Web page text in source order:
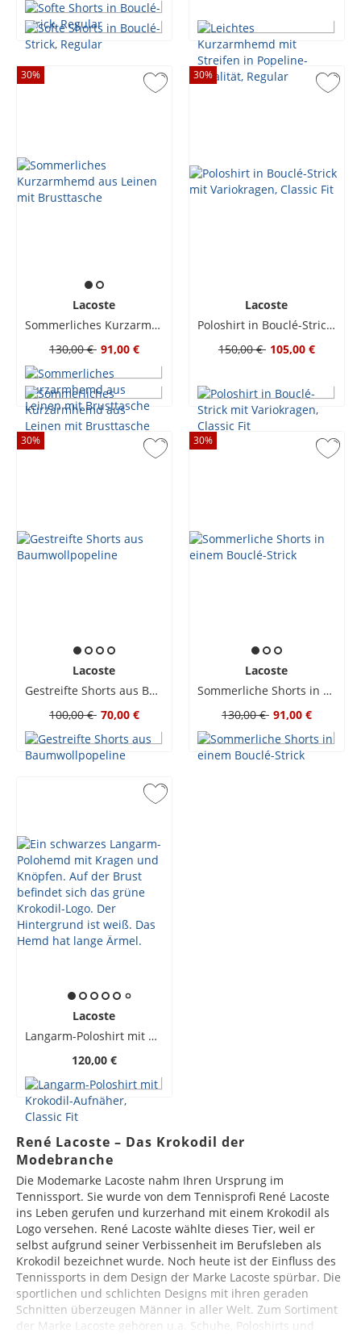
30%
Lacoste
Sommerliches Kurzarmhemd aus Leinen mit Brusttasche
130,00 € 91,00 €
30%
Lacoste
Poloshirt in Bouclé-Strick mit Variokragen, Classic Fit
150,00 € 105,00 €
30%
Lacoste
Gestreifte Shorts aus Baumwollpopeline
100,00 € 70,00 €
30%
Lacoste
Sommerliche Shorts in einem Bouclé-Strick
130,00 € 91,00 €
Lacoste
Langarm-Poloshirt mit Krokodil-Aufnäher, Classic Fit
120,00 €
René Lacoste – Das Krokodil der
Modebranche
Die Modemarke Lacoste nahm Ihren Ursprung im
Tennissport. Sie wurde von dem Tennisprofi René Lacoste
ins Leben gerufen und kurzerhand mit einem Krokodil als
Logo versehen. René Lacoste wählte dieses Tier, weil er
selbst aufgrund seiner Verbissenheit im Berufsleben als
Krokodil bezeichnet wurde. Noch heute ist der Einfluss des
Tennissports in dem Design der Marke Lacoste spürbar. Die
sportlichen und schlichten Designs mit ihren geraden
Schnitten überzeugen Männer in aller Welt. Zum Sortiment
der Marke Lacoste gehören u.a. Schuhe, Poloshirts und